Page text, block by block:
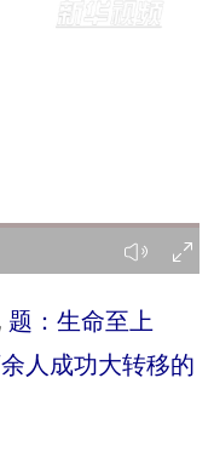
题：生命至上
人成功大转移的